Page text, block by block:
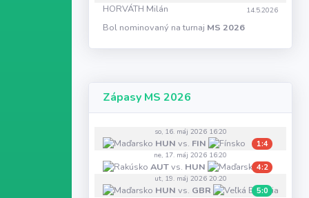
14.5.2026
HORVÁTH Milán
Bol nominovaný na turnaj MS 2026
Zápasy MS 2026
so, 16. máj 2026 16:20
HUN vs. FIN 1:4
ne, 17. máj 2026 16:20
AUTvs. HUN 4:2
ut, 19. máj 2026 20:20
HUN vs. GBR 5:0